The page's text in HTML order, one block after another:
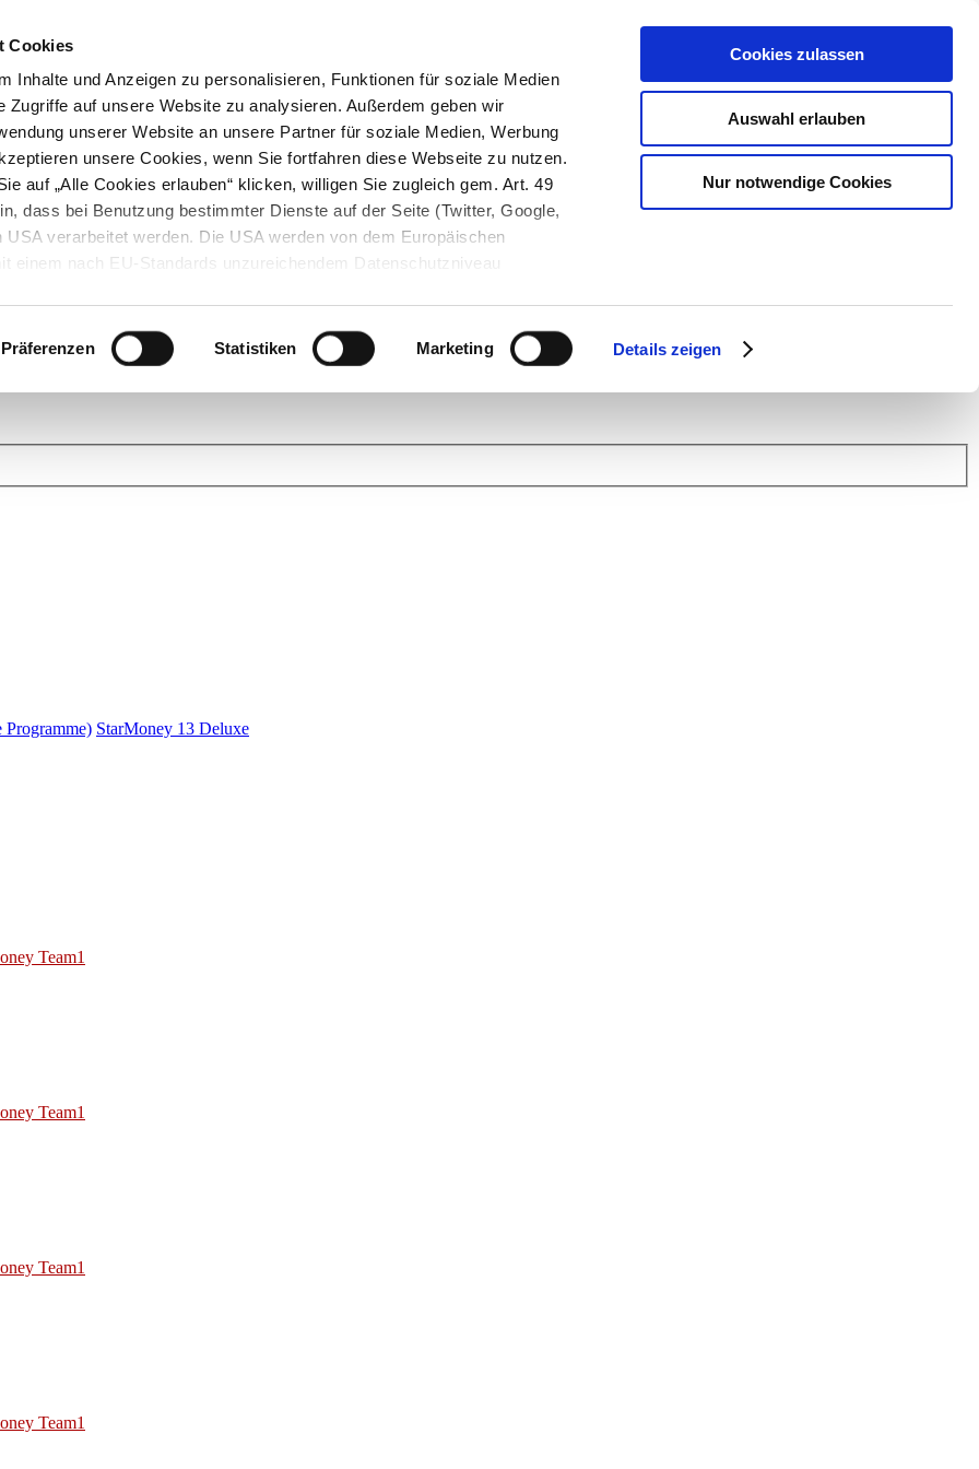
Cookies
Inhalte und Anzeigen zu personalisieren, Funktionen für soziale Medien
Zugriffe auf unsere Website zu analysieren. Außerdem geben wir
unserer Website an unsere Partner für soziale Medien, Werbung
unsere Cookies, wenn Sie fortfahren diese Webseite zu nutzen.
auf „Alle Cookies erlauben“ klicken, willigen Sie zugleich gem. Art. 49
dass bei Benutzung bestimmter Dienste auf der Seite (Twitter, Google,
verarbeitet werden. Die USA werden von dem Europäischen
einem nach EU-Standards unzureichendem Datenschutzniveau
Präferenzen Statistiken Marketing Details zeigen
Cookies zulassen
Auswahl erlauben
Nur notwendige Cookies
Stellen Sie Ihre Fragen und helfen Sie mit Ihrem Wissen anderen weiter.
Programme) StarMoney 13 Deluxe
Team1
Team1
Team1
Team1